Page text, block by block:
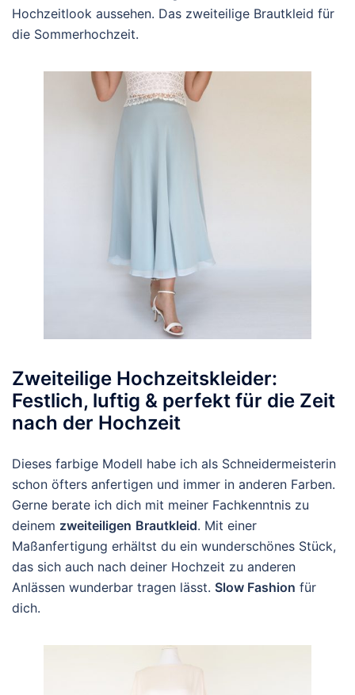
Hochzeitlook aussehen. Das zweiteilige Brautkleid für
die Sommerhochzeit.
Zweiteilige Hochzeitskleider:
Festlich, luftig & perfekt für die Zeit
nach der Hochzeit
Dieses farbige Modell habe ich als Schneidermeisterin
schon öfters anfertigen und immer in anderen Farben.
Gerne berate ich dich mit meiner Fachkenntnis zu
deinem zweiteiligen Brautkleid. Mit einer
Maßanfertigung erhältst du ein wunderschönes Stück,
das sich auch nach deiner Hochzeit zu anderen
Anlässen wunderbar tragen lässt. Slow Fashion für
dich.